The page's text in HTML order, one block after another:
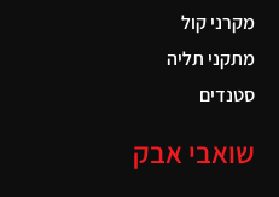
מקרני קול
מתקני תליה
סטנדים
שואבי אבק